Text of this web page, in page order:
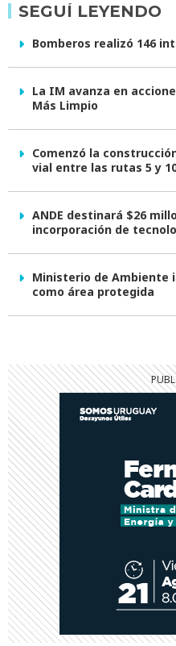
SEGUÍ LEYENDO
Bomberos realizó 146
La IM avanza en
Más Limpio
Comenzó la
vial entre las rutas 5 y
ANDE destinará $26
incorporación de
Ministerio de Ambiente
como área protegida